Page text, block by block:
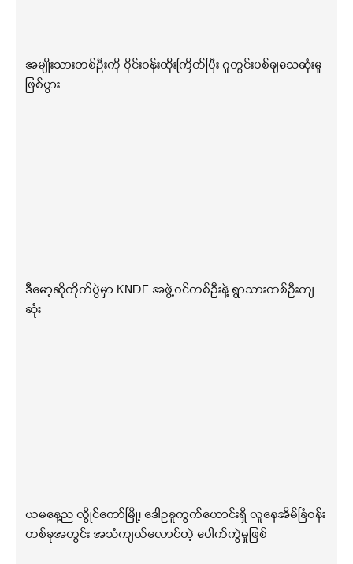
အမျိုးသားတစ်ဦးကို ဝိုင်းဝန်းထိုးကြိတ်ပြီး ဂူတွင်းပစ်ချသေဆုံးမှု
ဖြစ်ပွား
ဒီမော့ဆိုတိုက်ပွဲမှာ KNDF အဖွဲ့ဝင်တစ်ဦးနဲ့ ရွာသားတစ်ဦးကျ
ဆုံး
ယမနေ့ည လွိုင်ကော်မြို့၊ ဒေါဥခူကွက်ဟောင်းရှိ လူနေအိမ်ခြံဝန်း
တစ်ခုအတွင်း အသံကျယ်လောင်တဲ့ ပေါက်ကွဲမှုဖြစ်